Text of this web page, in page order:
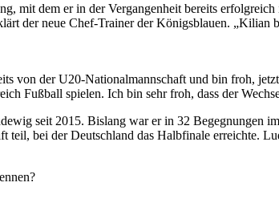
mit dem er in der Vergangenheit bereits
der neue Chef-Trainer der Königsblauen.
von der U20-Nationalmannschaft und bin froh,
Fußball spielen. Ich bin sehr froh, dass der
seit 2015. Bislang war er in 32
teil, bei der Deutschland das Halbfinale erreichte.